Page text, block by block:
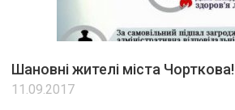
Шановні жителі міста Чорткова!
11.09.2017